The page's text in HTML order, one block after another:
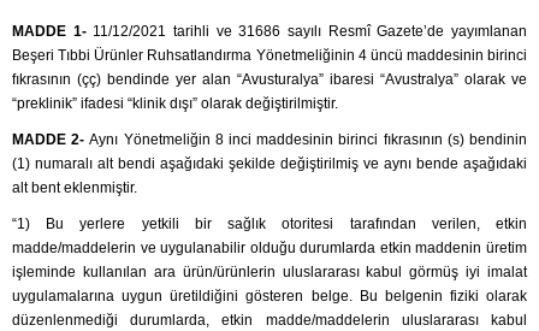
MADDE 1-11/12/2021 tarihli ve 31686 sayılı Resmî Gazete’de yayımlanan
Beşeri Tıbbi Ürünler Ruhsatlandırma Yönetmeliğinin 4 üncü maddesinin birinci
fıkrasının (çç) bendinde yer alan “Avusturalya” ibaresi “Avustralya” olarak ve
“preklinik” ifadesi “klinik dışı” olarak değiştirilmiştir.
MADDE 2-Aynı Yönetmeliğin 8 inci maddesinin birinci fıkrasının (s) bendinin
(1) numaralı alt bendi aşağıdaki şekilde değiştirilmiş ve aynı bende aşağıdaki
alt bent eklenmiştir.
“1) Bu yerlere yetkili bir sağlık otoritesi tarafından verilen, etkin
madde/maddelerin ve uygulanabilir olduğu durumlarda etkin maddenin üretim
işleminde kullanılan ara ürün/ürünlerin uluslararası kabul görmüş iyi imalat
uygulamalarına uygun üretildiğini gösteren belge. Bu belgenin fiziki olarak
düzenlenmediği durumlarda, etkin madde/maddelerin uluslararası kabul